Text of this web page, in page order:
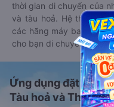
thời gian di chuyển của
và tàu hoả. Hệ thống
các hãng máy bay, xe
cho bạn di chuyển.
Ứng dụng đặt vé Xe
Tàu hoả và Thuê xe